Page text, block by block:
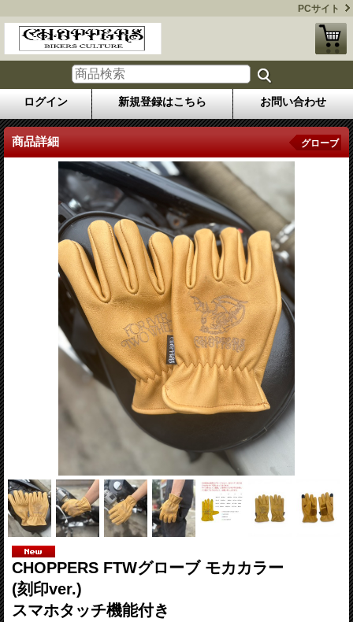
PCサイト
ログイン 新規登録はこちら お問い合わせ
商品詳細 グローブ
CHOPPERS FTWグローブ モカカラー
(刻印ver.)
スマホタッチ機能付き